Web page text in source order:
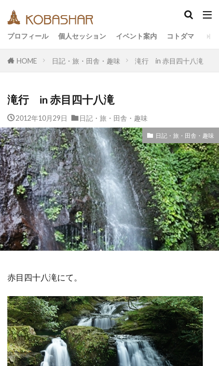
プロフィール 個人セッション イベント案内 コトダマ
HOME 日記・旅・田舎・趣味 滝行 in 赤目四十八滝
滝行 in 赤目四十八滝
2012年10月29日 日記・旅・田舎・趣味
日記・旅・田舎・趣味
赤目四十八滝にて。
カテゴリー
アーティスト
イベント
エコ
オフグリッド
キールタン
デトックス
バシャール・宇宙の法則
ヘナ
メッセージ
ヨガ
リトリート
ワンネス
ヴィーガン 健康
動画
友人
合宿 名古屋 地底人
子供
宇宙人
岐阜 引き寄せの法則
愛
断食
旅 沖縄 満月
石川県
祓い
覚醒の学校 農業
金沢市
鎮魂
非二元